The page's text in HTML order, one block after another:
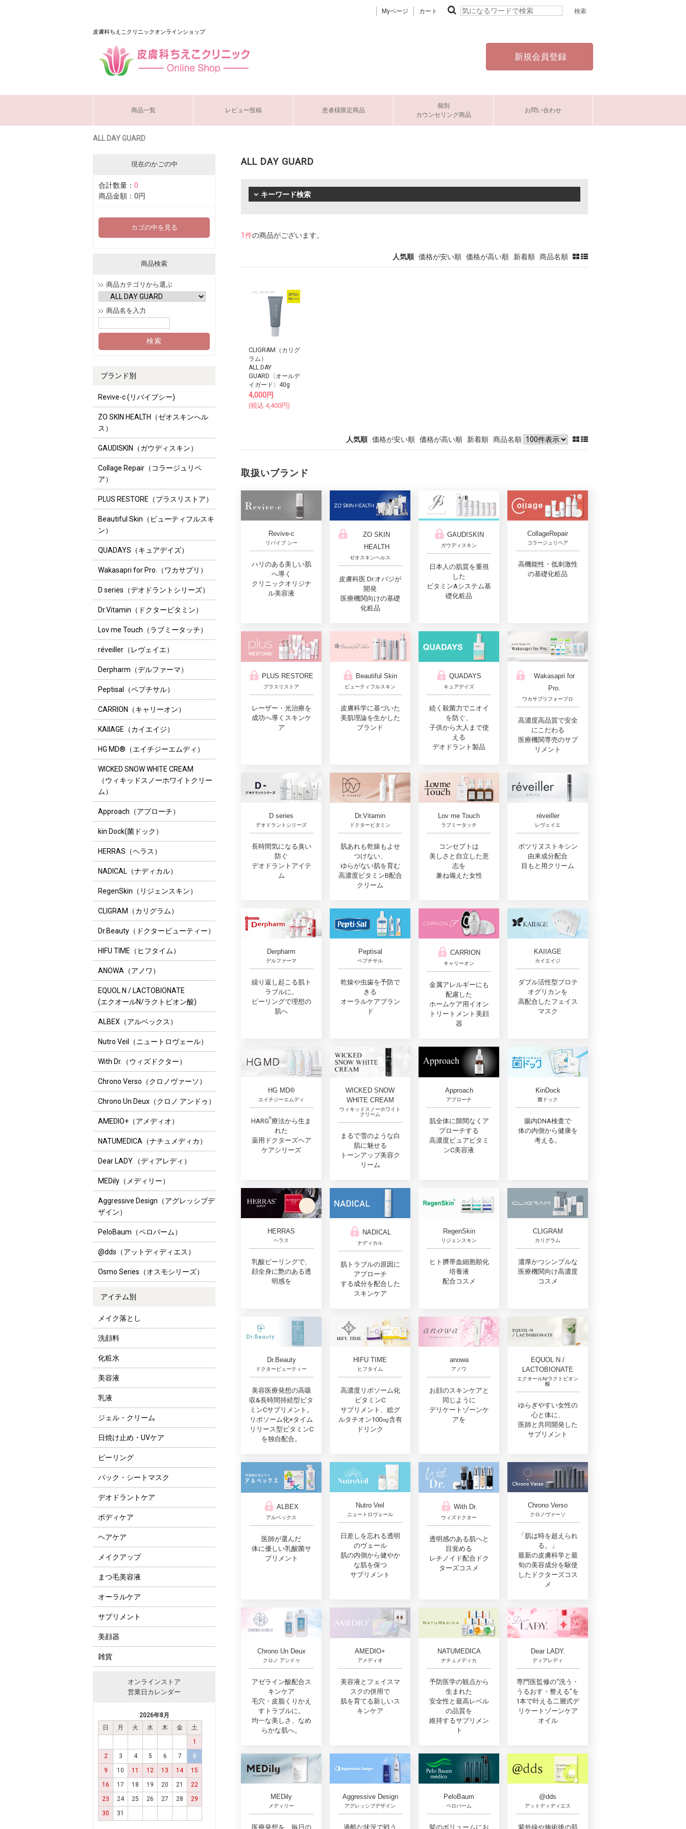
Myページ カート
皮膚科ちえこクリニックオンラインショップ
新規会員登録
商品一覧 レビュー投稿 患者様限定商品
個別
カウンセリング商品
お問い合わせ
ALL DAY GUARD
現在のかごの中
合計数量： 0
商品金額： 0円
カゴの中を見る
商品検索
商品カテゴリから選ぶ
商品名を入力
ブランド別
Revive-c (リバイブシー)
ZO SKIN HEALTH（ゼオスキンへル
ス）
GAUDISKIN（ガウディスキン）
Collage Repair（コラージュリペ
ア）
PLUS RESTORE（プラスリストア）
Beautiful Skin（ビューティフルスキ
ン）
QUADAYS（キュアデイズ）
Wakasapri for Pro.（ワカサプリ）
D series（デオドラントシリーズ）
Dr.Vitamin（ドクタービタミン）
Lov me Touch（ラブミータッチ）
réveiller（レヴェイエ）
Derpharm（デルファーマ）
Peptisal（ペプチサル）
CARRION（キャリーオン）
KAIIAGE（カイエイジ）
HG MD®（エイチジーエムディ）
WICKED SNOW WHITE CREAM
（ウィキッドスノーホワイトクリー
ム）
Approach（アプローチ）
kin Dock(菌ドック）
HERRAS（ヘラス）
NADICAL（ナディカル）
RegenSkin（リジェンスキン）
CLIGRAM（カリグラム）
Dr.Beauty（ドクタービューティー）
HIFU TIME（ヒフタイム）
ANOWA（アノワ）
EQUOL N / LACTOBIONATE
(エクオールN/ラクトビオン酸)
ALBEX（アルベックス）
Nutro Veil（ニュートロヴェール）
With Dr.（ウィズドクター）
Chrono Verso（クロノヴァーソ）
Chrono Un Deux（クロノ アンドゥ）
AMEDIO+（アメディオ）
NATUMEDICA（ナチュメディカ）
Dear LADY.（ディアレディ）
MEDily（メディリー）
Aggressive Design（アグレッシブデ
ザイン）
PeloBaum（ペロバーム）
@dds（アットディディエス）
Osmo Series（オスモシリーズ）
アイテム別
メイク落とし
洗顔料
化粧水
美容液
乳液
ジェル・クリーム
日焼け止め・UVケア
ピーリング
パック・シートマスク
デオドラントケア
ボディケア
ヘアケア
メイクアップ
まつ毛美容液
オーラルケア
サプリメント
美顔器
雑貨
オンラインストア
営業日カレンダー
2026年8月
日
月 火 水 木 金
土
1
2
3 4 5 6 7
8
9
10 11 12 13 14
15
16
17 18 19 20 21
22
23
24 25 26 27 28
29
30
31
ALL DAY GUARD
キーワード検索
1件の商品がございます。
人気順 価格が安い順 価格が高い順 新着順 商品名順
CLIGRAM（カリグ
ラム）
ALL DAY
GUARD〈オールデ
イガード〉40g
4,000円
(税込 4,400円)
人気順 価格が安い順 価格が高い順 新着順 商品名順
取扱いブランド
Revive-c
リバイブ シー
ハリのある美しい肌
へ導く
クリニックオリジナ
ル美容液
ZO SKIN
HEALTH
ゼオスキンヘルス
皮膚科医 Dr.オバジが
開発
医療機関向けの基礎
化粧品
GAUDISKIN
ガウディスキン
日本人の肌質を重視
した
ビタミンAシステム基
礎化粧品
CollageRepair
コラージュリペア
高機能性・低刺激性
の基礎化粧品
PLUS RESTORE
プラスリストア
レーザー・光治療を
成功へ導くスキンケ
ア
Beautiful Skin
ビューティフルスキン
皮膚科学に基づいた
美肌理論を生かした
ブランド
QUADAYS
キュアデイズ
続く殺菌力でニオイ
を防ぐ、
子供から大人まで使
える
デオドラント製品
Wakasapri for
Pro.
ワカサプリフォープロ
高濃度高品質で安全
にこだわる
医療機関専売のサプ
リメント
D series
デオドラントシリーズ
長時間気になる臭い
防ぐ
デオドラントアイテ
ム
Dr.Vitamin
ドクタービタミン
肌あれも乾燥もよせ
つけない、
ゆらがない肌を育む
高濃度ビタミンB配合
クリーム
Lov me Touch
ラブミータッチ
コンセプトは
美しさと自立した意
志を
兼ね備えた女性
réveiller
レヴェイエ
ボツリヌストキシン
由来成分配合
目もと用クリーム
Derpharm
デルファーマ
繰り返し起こる肌ト
ラブルに。
ピーリングで理想の
肌へ
Peptisal
ペプチサル
乾燥や虫歯を予防で
きる
オーラルケアブラン
ド
CARRION
キャリーオン
金属アレルギーにも
配慮した
ホームケア用イオン
トリートメント美顔
器
KAIIAGE
カイエイジ
ダブル活性型プロテ
オグリカンを
高配合したフェイス
マスク
HG MD®
エイチジーエムディ
HARG®︎療法から生ま
れた
薬用ドクターズヘア
ケアシリーズ
WICKED SNOW
WHITE CREAM
ウィキッドスノーホワイト
クリーム
まるで雪のような白
肌に魅せる
トーンアップ美容ク
リーム
Approach
アプローチ
肌全体に隙間なくア
プローチする
高濃度ピュアビタミ
ンC美容液
KinDock
菌ドック
腸内DNA検査で
体の内側から健康を
考える。
HERRAS
ヘラス
乳酸ピーリングで、
顔全身に艶のある透
明感を
NADICAL
ナディカル
肌トラブルの原因に
アプローチ
する成分を配合した
スキンケア
RegenSkin
リジェンスキン
ヒト臍帯血細胞順化
培養液
配合コスメ
CLIGRAM
カリグラム
濃厚かつシンプルな
医療機関向け高濃度
コスメ
Dr.Beauty
ドクタービューティー
美容医療発想の高吸
収&長時間持続型ビタ
ミンCサプリメント。
リポソーム化×タイム
リリース型ビタミンC
を独自配合。
HIFU TIME
ヒフタイム
高濃度リポソーム化
ビタミンC
サプリメント、総グ
ルタチオン100㎎含有
ドリンク
anowa
アノワ
お顔のスキンケアと
同じように
デリケートゾーンケ
アを
EQUOL N /
LACTOBIONATE
エクオールN/ラクトビオン
酸
ゆらぎやすい女性の
心と体に、
医師と共同開発した
サプリメント
ALBEX
アルベックス
医師が選んだ
体に優しい乳酸菌サ
プリメント
Nutro Veil
ニュートロヴェール
日差しを忘れる透明
のヴェール
肌の内側から健やか
な肌を保つ
サプリメント
With Dr.
ウィズドクター
透明感のある肌へと
目覚める
レチノイド配合ドク
ターズコスメ
Chrono Verso
クロノヴァーソ
「肌は時を超えられ
る。」
最新の皮膚科学と最
旬の美容成分を駆使
したドクターズコス
メ
Chrono Un Deux
クロノ アンドゥ
アゼライン酸配合ス
キンケア
毛穴・皮脂くりかえ
すトラブルに。
均一な美しさ、なめ
らかな肌へ。
AMEDIO+
アメディオ
美容液とフェイスマ
スクの併用で
肌を育てる新しいス
キンケア
NATUMEDICA
ナチュメディカ
予防医学の観点から
生まれた
安全性と最高レベル
の品質を
維持するサプリメン
ト
Dear LADY.
ディアレディ
専門医監修の“洗う・
うるおす・整える”を
1本で叶える二層式デ
リケートゾーンケア
オイル
MEDily
メディリー
医療発想を、毎日の
Aggressive Design
アグレッシブデザイン
過酷な状況で戦う
PeloBaum
ペロバーム
髪のボリュームにお
@dds
アットディディエス
紫外線や施術後の肌